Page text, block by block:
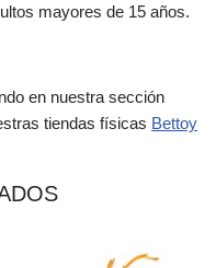
mayores de 15 años.
en nuestra sección
tiendas físicas Bettoy